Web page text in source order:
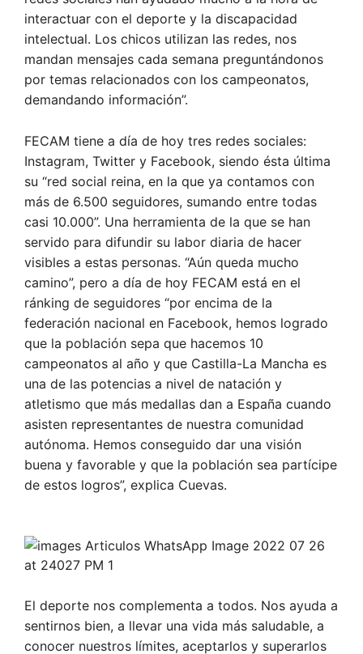
interactuar con el deporte y la discapacidad
intelectual. Los chicos utilizan las redes, nos
mandan mensajes cada semana preguntándonos
por temas relacionados con los campeonatos,
demandando información”.
FECAM tiene a día de hoy tres redes sociales:
Instagram, Twitter y Facebook, siendo ésta última
su “red social reina, en la que ya contamos con
más de 6.500 seguidores, sumando entre todas
casi 10.000”. Una herramienta de la que se han
servido para difundir su labor diaria de hacer
visibles a estas personas. “Aún queda mucho
camino”, pero a día de hoy FECAM está en el
ránking de seguidores “por encima de la
federación nacional en Facebook, hemos logrado
que la población sepa que hacemos 10
campeonatos al año y que Castilla-La Mancha es
una de las potencias a nivel de natación y
atletismo que más medallas dan a España cuando
asisten representantes de nuestra comunidad
autónoma. Hemos conseguido dar una visión
buena y favorable y que la población sea partícipe
de estos logros”, explica Cuevas.
El deporte nos complementa a todos. Nos ayuda a
sentirnos bien, a llevar una vida más saludable, a
conocer nuestros límites, aceptarlos y superarlos